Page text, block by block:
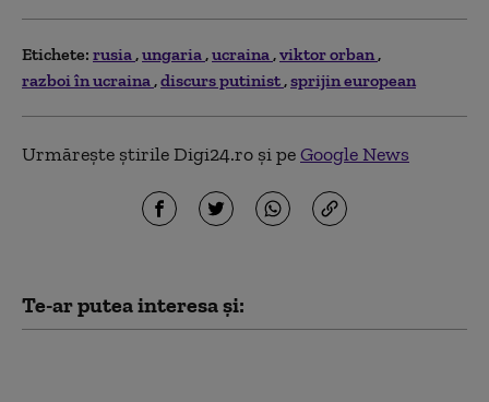
Etichete: rusia ungaria ucraina viktor orban
razboi în ucraina discurs putinist sprijin european
Urmărește știrile Digi24.ro și peGoogle News
Te-ar putea interesa și: